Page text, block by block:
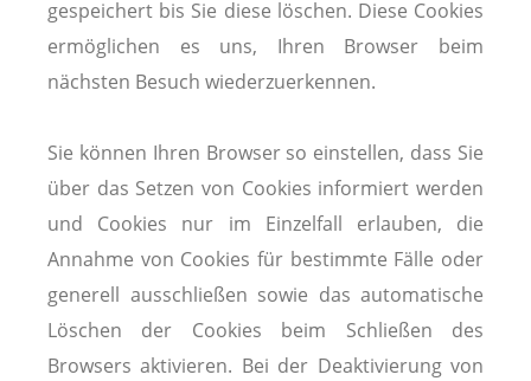
gespeichert bis Sie diese löschen. Diese Cookies
ermöglichen es uns, Ihren Browser beim
nächsten Besuch wiederzuerkennen.
Sie können Ihren Browser so einstellen, dass Sie
über das Setzen von Cookies informiert werden
und Cookies nur im Einzelfall erlauben, die
Annahme von Cookies für bestimmte Fälle oder
generell ausschließen sowie das automatische
Löschen der Cookies beim Schließen des
Browsers aktivieren. Bei der Deaktivierung von